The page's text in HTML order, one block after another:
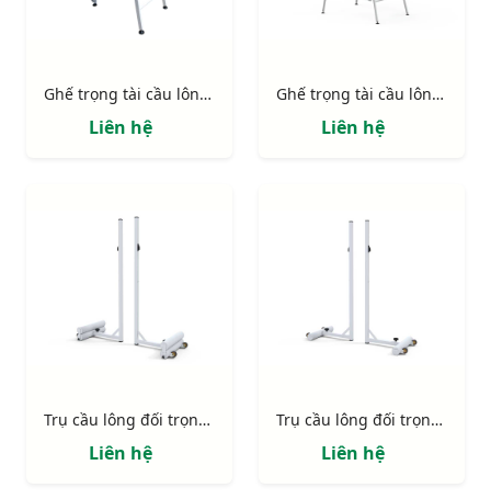
Ghế trọng tài cầu lông Nhôm cao cấp S27361
Liên hệ
Ghế trọng tài cầu lông tiêu chuẩn S27350
Liên hệ
Trụ cầu lông đối trọng gang 40kg S27045
Liên hệ
Trụ cầu lông đối trọng gang S27040
Liên hệ